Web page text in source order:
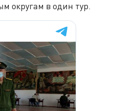
округам в один тур.